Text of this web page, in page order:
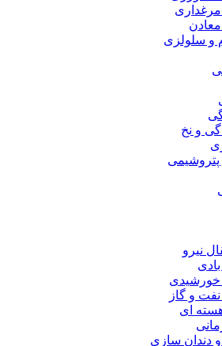
و سلولزی
و نخ
پتروشیمی
نیرو
خورشیدی
و گاز
ای
دندان سازی